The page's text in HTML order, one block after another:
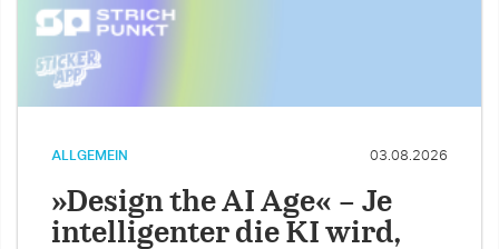
ALLGEMEIN 03.08.2026
»Design the AI Age« – Je
intelligenter die KI wird,